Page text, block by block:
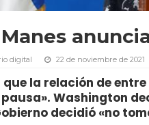
digital 22 de noviembre de 2021
la relación de
Washington
decidió «no